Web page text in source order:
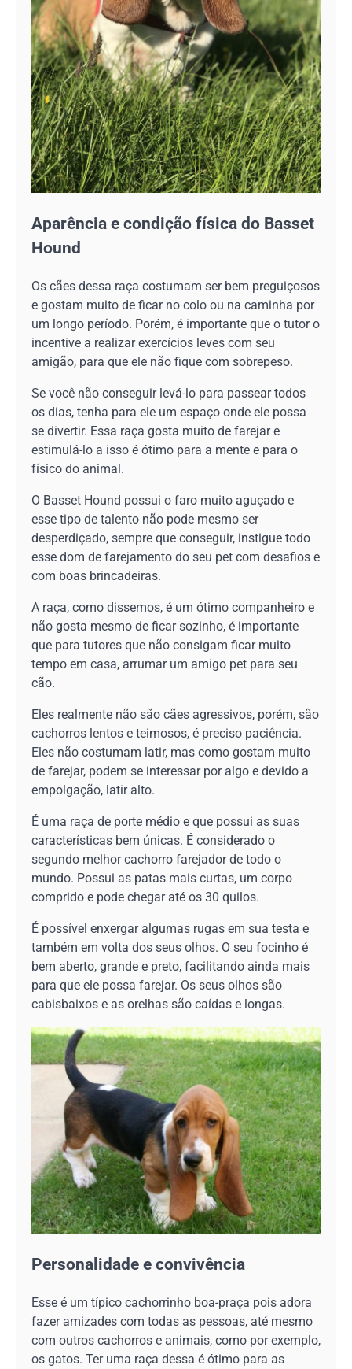
Aparência e condição física do Basset
Hound
Os cães dessa raça costumam ser bem preguiçosos
e gostam muito de ficar no colo ou na caminha por
um longo período. Porém, é importante que o tutor o
incentive a realizar exercícios leves com seu
amigão, para que ele não fique com sobrepeso.
Se você não conseguir levá-lo para passear todos
os dias, tenha para ele um espaço onde ele possa
se divertir. Essa raça gosta muito de farejar e
estimulá-lo a isso é ótimo para a mente e para o
físico do animal.
O Basset Hound possui o faro muito aguçado e
esse tipo de talento não pode mesmo ser
desperdiçado, sempre que conseguir, instigue todo
esse dom de farejamento do seu pet com desafios e
com boas brincadeiras.
A raça, como dissemos, é um ótimo companheiro e
não gosta mesmo de ficar sozinho, é importante
que para tutores que não consigam ficar muito
tempo em casa, arrumar um amigo pet para seu
cão.
Eles realmente não são cães agressivos, porém, são
cachorros lentos e teimosos, é preciso paciência.
Eles não costumam latir, mas como gostam muito
de farejar, podem se interessar por algo e devido a
empolgação, latir alto.
É uma raça de porte médio e que possui as suas
características bem únicas. É considerado o
segundo melhor cachorro farejador de todo o
mundo. Possui as patas mais curtas, um corpo
comprido e pode chegar até os 30 quilos.
É possível enxergar algumas rugas em sua testa e
também em volta dos seus olhos. O seu focinho é
bem aberto, grande e preto, facilitando ainda mais
para que ele possa farejar. Os seus olhos são
cabisbaixos e as orelhas são caídas e longas.
Personalidade e convivência
Esse é um típico cachorrinho boa-praça pois adora
fazer amizades com todas as pessoas, até mesmo
com outros cachorros e animais, como por exemplo,
os gatos. Ter uma raça dessa é ótimo para as